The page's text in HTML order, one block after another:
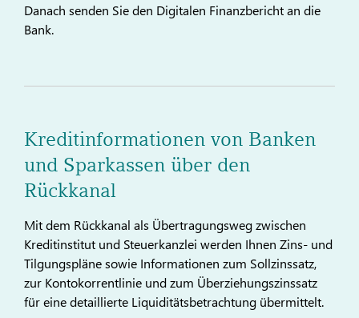
Danach senden Sie den Digitalen Finanzbericht an die
Bank.
Kreditinformationen von Banken
und Sparkassen über den
Rückkanal
Mit dem Rückkanal als Übertragungsweg zwischen
Kreditinstitut und Steuerkanzlei werden Ihnen Zins- und
Tilgungspläne sowie Informationen zum Sollzinssatz,
zur Kontokorrentlinie und zum Überziehungszinssatz
für eine detaillierte Liquiditätsbetrachtung übermittelt.